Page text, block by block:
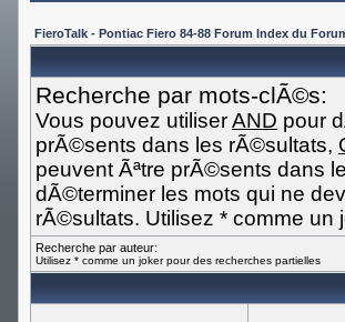
FieroTalk - Pontiac Fiero 84-88 Forum Index du
Recherche par mots-clÃ©s:
Vous pouvez utiliserAND pour
prÃ©sents dans les rÃ©sultats,
peuvent Ãªtre prÃ©sents dans
dÃ©terminer les mots qui ne
rÃ©sultats. Utilisez * comme un
Recherche par auteur:
Utilisez * comme un joker pour des recherches partielles